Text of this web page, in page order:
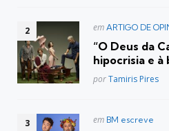
Postado
em ARTIGO DE
“O Deus da
hipocrisia e à
Posted
porTamiris Pires
Postado
em BM escreve